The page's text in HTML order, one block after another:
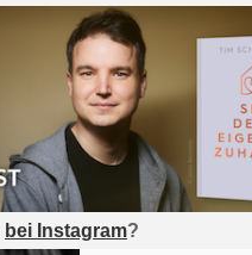
bei Instagram?